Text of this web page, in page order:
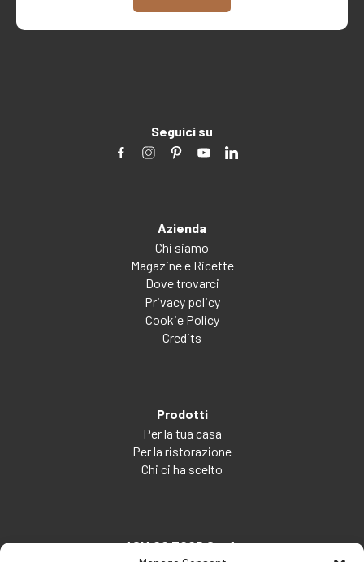
Seguici su
Azienda
Chi siamo
Magazine e Ricette
Dove trovarci
Privacy policy
Cookie Policy
Credits
Prodotti
Per la tua casa
Per la ristorazione
Chi ci ha scelto
ASIAGO FOOD S.p.A.